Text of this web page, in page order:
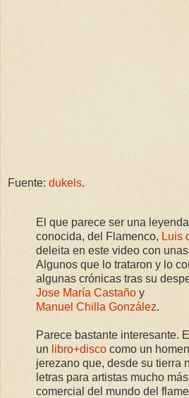
Fuente: dukels.
El que parece ser una
conocida, del Flamenco, Luis
deleita en este video con
Algunos que lo trataron y lo
algunas crónicas tras su
Jose María Castaño y
Manuel Chilla González.
Parece bastante interesante.
un libro+disco como un
jerezano que, desde su tierra
letras para artistas mucho
comercial del mundo del